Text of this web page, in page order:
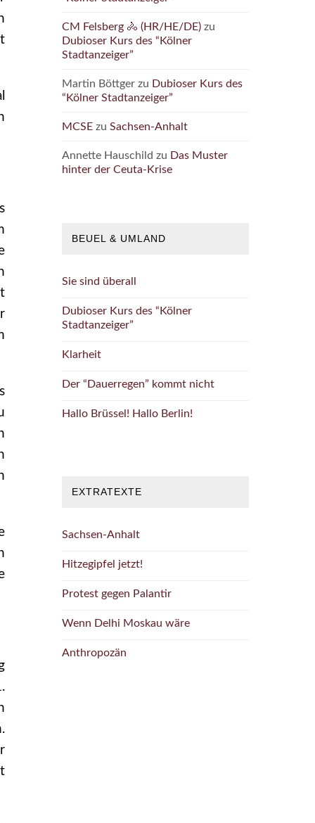
CM Felsberg 🚴 (HR/HE/DE) zu
Dubioser Kurs des “Kölner
Stadtanzeiger”
Martin Böttger zu Dubioser Kurs des
“Kölner Stadtanzeiger”
MCSE zuSachsen-Anhalt
Annette Hauschild zu Das Muster
hinter der Ceuta-Krise
BEUEL & UMLAND
Sie sind überall
Dubioser Kurs des “Kölner
Stadtanzeiger”
Klarheit
Der “Dauerregen” kommt nicht
Hallo Brüssel! Hallo Berlin!
EXTRATEXTE
Sachsen-Anhalt
Hitzegipfel jetzt!
Protest gegen Palantir
Wenn Delhi Moskau wäre
Anthropozän